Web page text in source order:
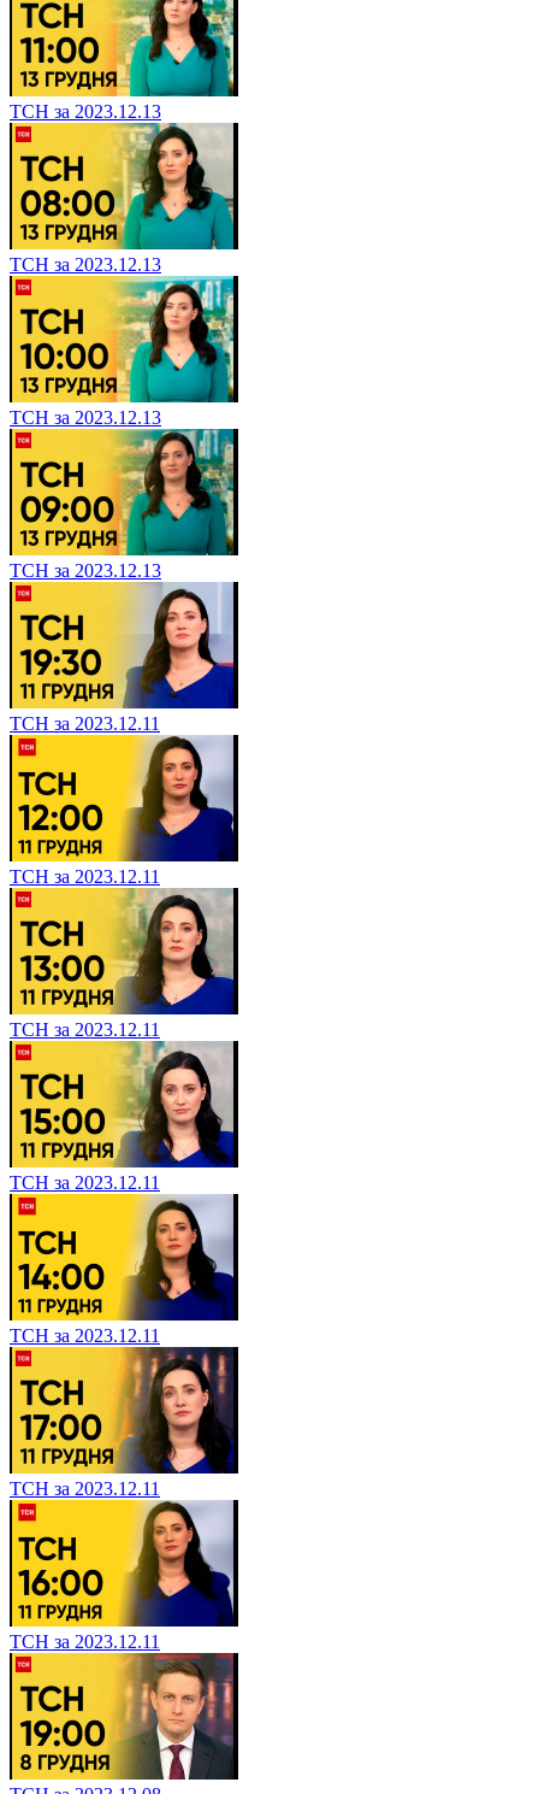
ТСН за 2023.12.13
ТСН за 2023.12.13
ТСН за 2023.12.13
ТСН за 2023.12.13
ТСН за 2023.12.11
ТСН за 2023.12.11
ТСН за 2023.12.11
ТСН за 2023.12.11
ТСН за 2023.12.11
ТСН за 2023.12.11
ТСН за 2023.12.11